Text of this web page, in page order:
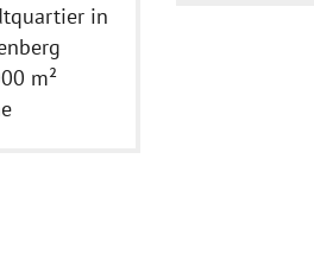
in
m²